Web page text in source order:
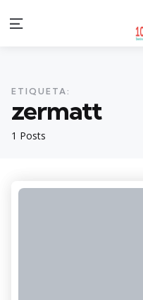
Menu
1 Posts
ETIQUETA:
zermatt